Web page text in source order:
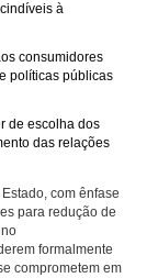
à
consumidores
políticas públicas
de escolha dos
das relações
com ênfase
para redução de
formalmente
comprometem em